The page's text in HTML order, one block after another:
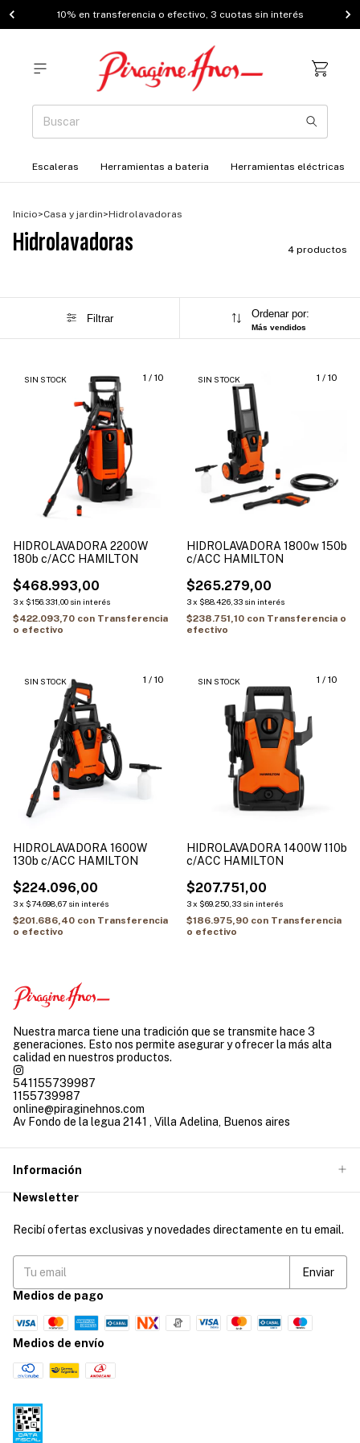
10% en transferencia o efectivo, 3 cuotas sin interés
Escaleras Herramientas a bateria Herramientas eléctricas
Inicio>Casa y jardin>Hidrolavadoras
Hidrolavadoras 4 productos
Filtrar Ordenar por:
Más vendidos
1 / 10
SIN STOCK
HIDROLAVADORA 2200W
180b c/ACC HAMILTON
$468.993,00
3x $156.331,00 sin interés
$422.093,70 con Transferencia
o efectivo
1 / 10
SIN STOCK
HIDROLAVADORA 1800w 150b
c/ACC HAMILTON
$265.279,00
3x $88.426,33 sin interés
$238.751,10 con Transferencia o
efectivo
1 / 10
SIN STOCK
HIDROLAVADORA 1600W
130b c/ACC HAMILTON
$224.096,00
3x $74.698,67 sin interés
$201.686,40 con Transferencia
o efectivo
1 / 10
SIN STOCK
HIDROLAVADORA 1400W 110b
c/ACC HAMILTON
$207.751,00
3x $69.250,33 sin interés
$186.975,90 con Transferencia
o efectivo
Nuestra marca tiene una tradición que se transmite hace 3
generaciones. Esto nos permite asegurar y ofrecer la más alta
calidad en nuestros productos.
541155739987
1155739987
online@piraginehnos.com
Av Fondo de la legua 2141 , Villa Adelina, Buenos aires
Información
Newsletter
Recibí ofertas exclusivas y novedades directamente en tu email.
Medios de pago
Medios de envío